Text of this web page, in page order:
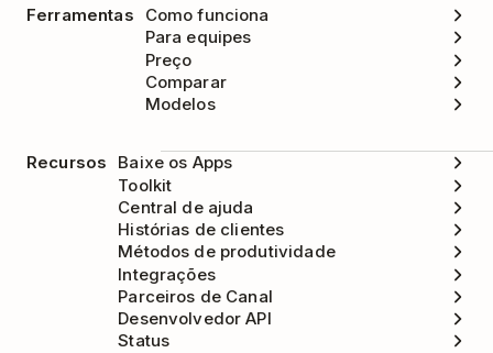
Ferramentas
Como funciona
Para equipes
Preço
Comparar
Modelos
Recursos
Baixe os Apps
Toolkit
Central de ajuda
Histórias de clientes
Métodos de produtividade
Integrações
Parceiros de Canal
Desenvolvedor API
Status